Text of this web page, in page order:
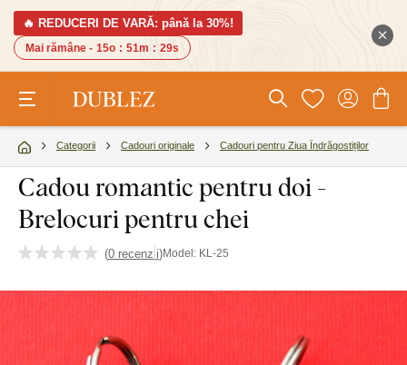
🔥 REDUCERI DE VARĂ: până la 30%!
Mai rămâne - 15o : 51m : 28s
Categorii Cadouri originale Cadouri pentru Ziua Îndrăgostiților
Cadou romantic pentru doi -
Brelocuri pentru chei
(0 recenzii)Model: KL-25